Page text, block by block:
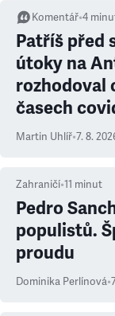
Komentář•4
Patříš před
útoky na
rozhodoval
časech
Martin Uhlíř•7. 8.
Zahraničí•11 minut
Pedro
populistů.
proudu
Dominika Perlínová•